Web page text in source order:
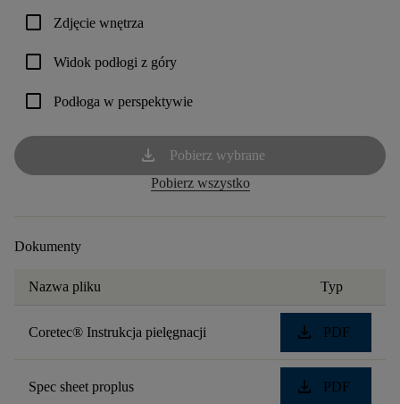
check_box_outline_blank Zdjęcie wnętrza
check_box_outline_blank Widok podłogi z góry
check_box_outline_blank Podłoga w perspektywie
download
Pobierz wybrane
Pobierz wszystko
Dokumenty
Nazwa pliku Typ
Coretec® Instrukcja pielęgnacji download PDF
Spec sheet proplus download PDF